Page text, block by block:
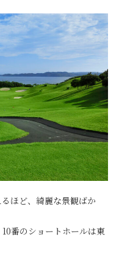
ほど、綺麗な景観ばか
番のショートホールは東